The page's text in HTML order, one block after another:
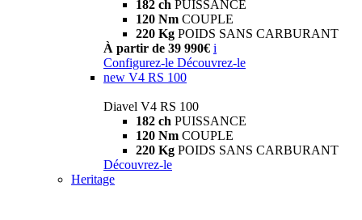
182 ch PUISSANCE
120 Nm COUPLE
220 Kg POIDS SANS CARBURANT
À partir de 39 990€ i
Configurez-le Découvrez-le
new V4 RS 100
Diavel V4 RS 100
182 ch PUISSANCE
120 Nm COUPLE
220 Kg POIDS SANS CARBURANT
Découvrez-le
Heritage